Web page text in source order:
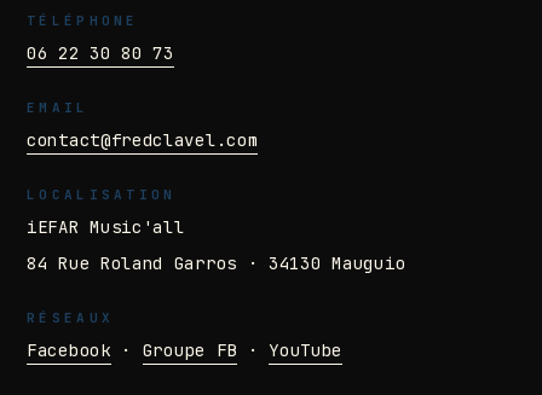
TÉLÉPHONE
06 22 30 80 73
EMAIL
contact@fredclavel.com
LOCALISATION
iEFAR Music'all
84 Rue Roland Garros · 34130 Mauguio
RÉSEAUX
Facebook · Groupe FB · YouTube